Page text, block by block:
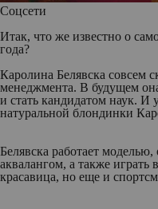
Соцсети
Итак, что же известно о
года?
Каролина Белявска совсем
менеджмента. В будущем
и стать кандидатом наук.
натуральной блондинки
Белявска работает
аквалангом, а также
красавица, но еще и